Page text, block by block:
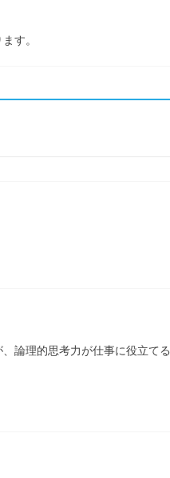
す。
論理的思考力が仕事に役立て